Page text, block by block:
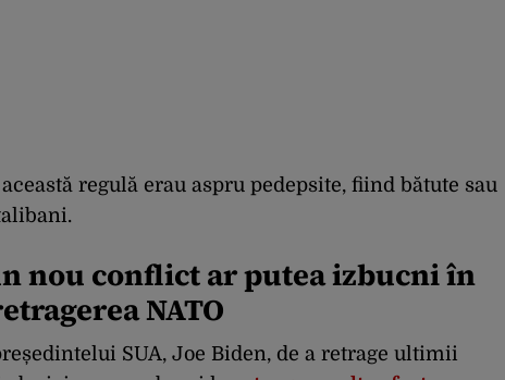
regulă erau aspru pedepsite, fiind bătute sau
nou conflict ar putea izbucni în
NATO
SUA, Joe Biden, de a retrage ultimii